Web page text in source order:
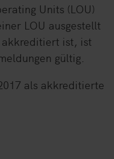
Units (LOU)
LOU ausgestellt
akkreditiert ist, ist
gültig.
als akkreditierte